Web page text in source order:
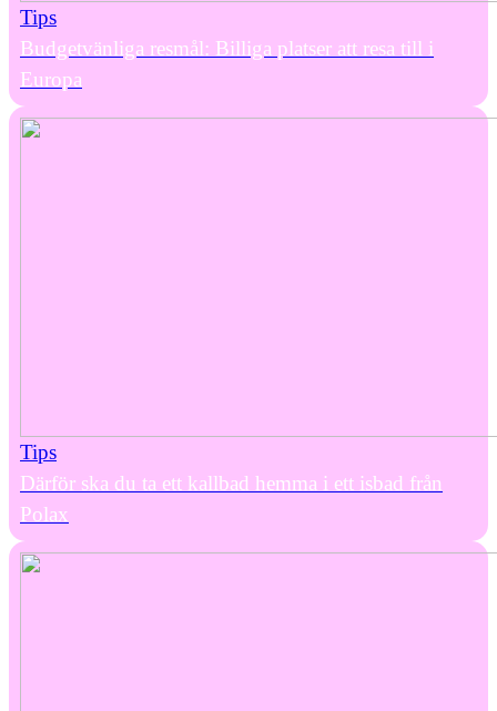
Tips
Budgetvänliga resmål: Billiga platser att resa till i
Europa
Tips
Därför ska du ta ett kallbad hemma i ett isbad från
Polax